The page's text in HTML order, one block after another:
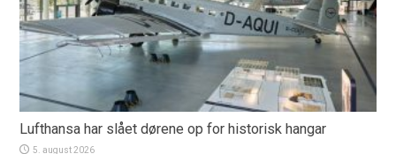
Lufthansa har slået dørene op for historisk hangar
5. august 2026